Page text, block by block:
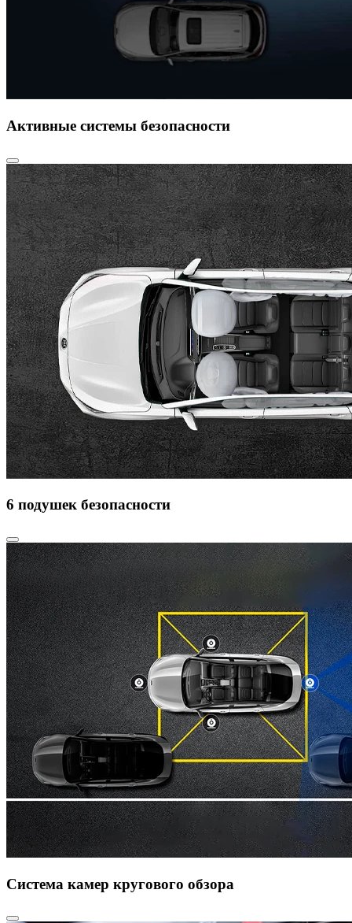
Активные системы безопасности
6 подушек безопасности
Система камер кругового обзора